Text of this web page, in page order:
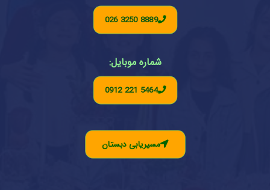
026 3250 8889
شماره موبایل:
0912 221 5464
مسیریابی دبستان